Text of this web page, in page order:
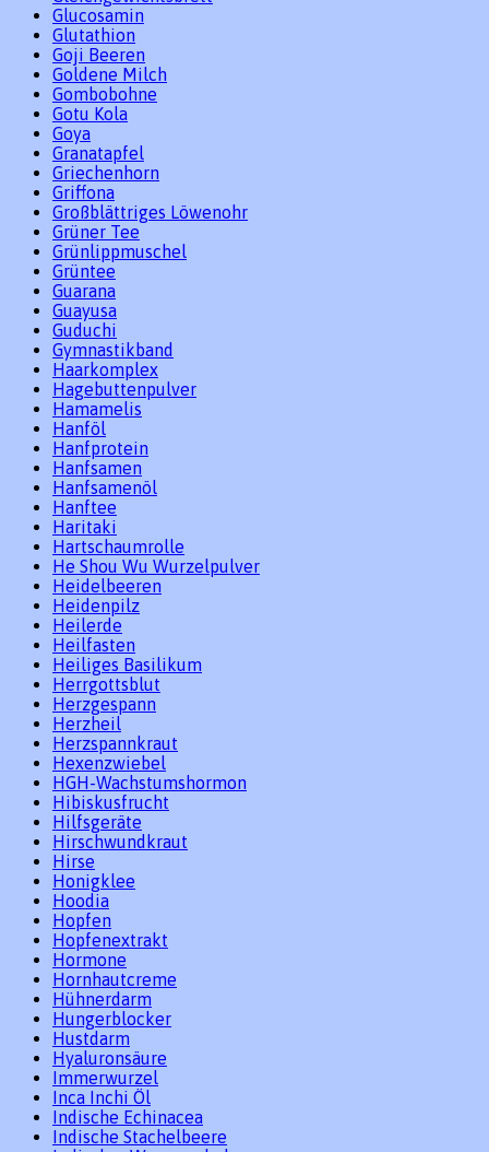
Glucosamin
Glutathion
Goji Beeren
Goldene Milch
Gombobohne
Gotu Kola
Goya
Granatapfel
Griechenhorn
Griffona
Großblättriges Löwenohr
Grüner Tee
Grünlippmuschel
Grüntee
Guarana
Guayusa
Guduchi
Gymnastikband
Haarkomplex
Hagebuttenpulver
Hamamelis
Hanföl
Hanfprotein
Hanfsamen
Hanfsamenöl
Hanftee
Haritaki
Hartschaumrolle
He Shou Wu Wurzelpulver
Heidelbeeren
Heidenpilz
Heilerde
Heilfasten
Heiliges Basilikum
Herrgottsblut
Herzgespann
Herzheil
Herzspannkraut
Hexenzwiebel
HGH-Wachstumshormon
Hibiskusfrucht
Hilfsgeräte
Hirschwundkraut
Hirse
Honigklee
Hoodia
Hopfen
Hopfenextrakt
Hormone
Hornhautcreme
Hühnerdarm
Hungerblocker
Hustdarm
Hyaluronsäure
Immerwurzel
Inca Inchi Öl
Indische Echinacea
Indische Stachelbeere